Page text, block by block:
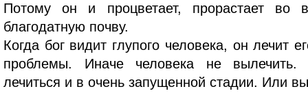
Потому он и процветает, прорастает во
благодатную почву.
Когда бог видит глупого человека, он лечит
проблемы. Иначе человека не
лечиться и в очень запущенной стадии. Или